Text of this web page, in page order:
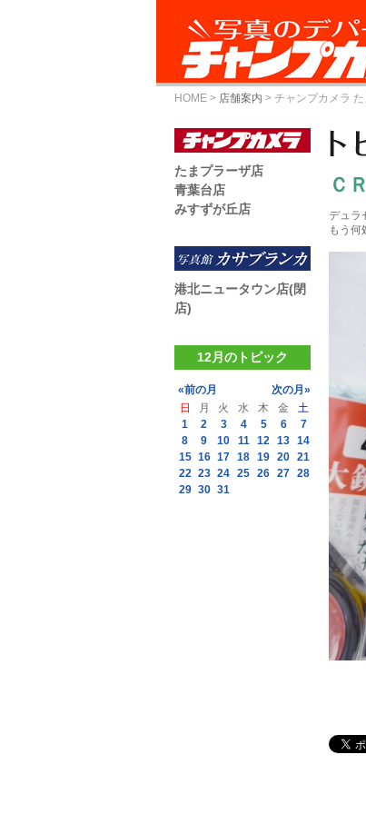
HOME > 店舗案内 > チャンプカメラ
Ｃ
デュラ
もう何
たまプラーザ店
青葉台店
みすずが丘店
港北ニュータウン店(閉
店)
12月のトピック
«前の月
次の月»
日
月 火 水 木 金
土
1
2 3 4 5 6
7
8
9 10 11 12 13 14
15 16 17 18 19 20 21
22 23 24 25 26 27 28
29 30 31